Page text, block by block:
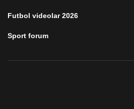
Futbol videolar 2026
Sport forum